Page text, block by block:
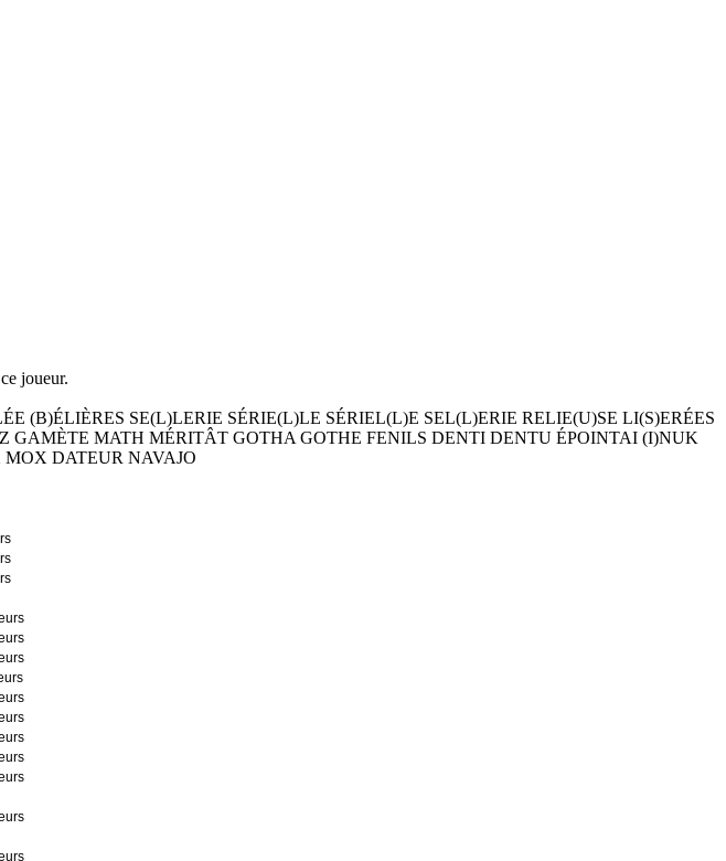
joueur.
(B)ÉLIÈRES SE(L)LERIE SÉRIE(L)LE SÉRIEL(L)E SEL(L)ERIE RELIE(U)SE LI(S)ERÉES
GAMÈTE MATH MÉRITÂT GOTHA GOTHE FENILS DENTI DENTU ÉPOINTAI (I)NUK
DATEUR NAVAJO